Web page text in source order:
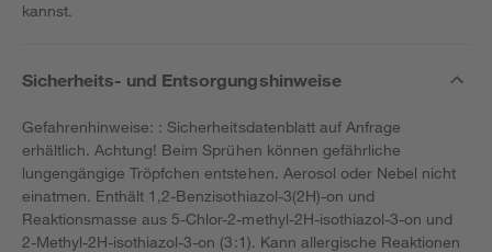
kannst.
Sicherheits- und Entsorgungshinweise
Gefahrenhinweise: : Sicherheitsdatenblatt auf Anfrage
erhältlich. Achtung! Beim Sprühen können gefährliche
lungengängige Tröpfchen entstehen. Aerosol oder Nebel nicht
einatmen. Enthält 1,2-Benzisothiazol-3(2H)-on und
Reaktionsmasse aus 5-Chlor-2-methyl-2H-isothiazol-3-on und
2-Methyl-2H-isothiazol-3-on (3:1). Kann allergische Reaktionen